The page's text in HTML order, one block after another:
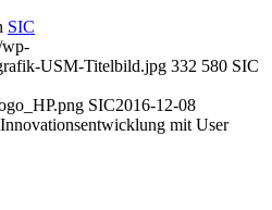
SIC
wp-
USM-Titelbild.jpg 332 580 SIC
SIC2016-12-08
Innovationsentwicklung mit User